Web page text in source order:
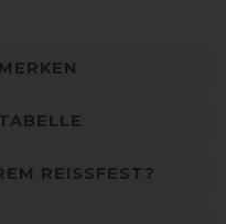
REISSFEST?